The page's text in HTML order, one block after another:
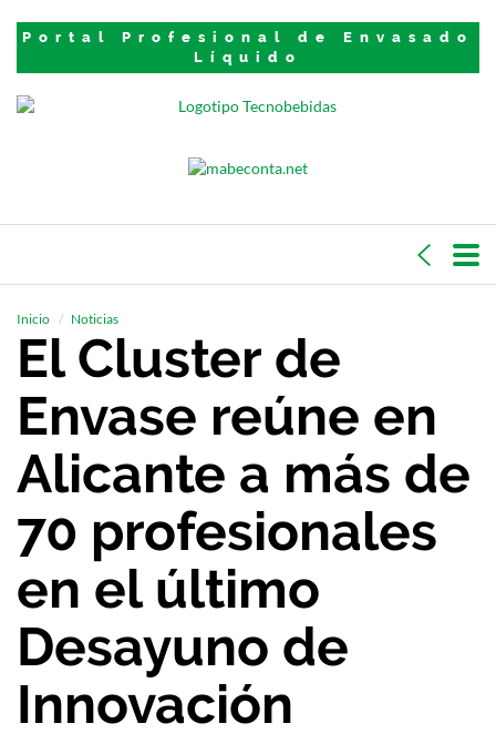
Portal Profesional de Envasado
Líquido
Inicio Noticias
El Cluster de
Envase reúne en
Alicante a más de
70 profesionales
en el último
Desayuno de
Innovación